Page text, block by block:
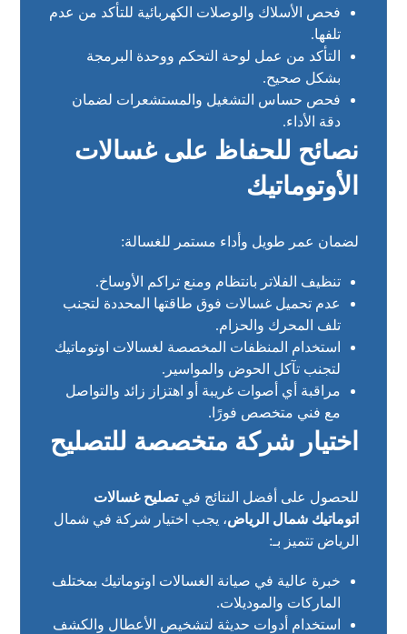
فحص الأسلاك والوصلات الكهربائية للتأكد من عدم
تلفها.
التأكد من عمل لوحة التحكم ووحدة البرمجة
بشكل صحيح.
فحص حساس التشغيل والمستشعرات لضمان
دقة الأداء.
نصائح للحفاظ على غسالات
الأوتوماتيك
لضمان عمر طويل وأداء مستمر للغسالة:
تنظيف الفلاتر بانتظام ومنع تراكم الأوساخ.
عدم تحميل غسالات فوق طاقتها المحددة لتجنب
تلف المحرك والحزام.
استخدام المنظفات المخصصة لغسالات اوتوماتيك
لتجنب تآكل الحوض والمواسير.
مراقبة أي أصوات غريبة أو اهتزاز زائد والتواصل
مع فني متخصص فورًا.
اختيار شركة متخصصة للتصليح
للحصول على أفضل النتائج فيتصليح غسالات
اتوماتيك شمال الرياض، يجب اختيار شركة في شمال
الرياض تتميز بـ:
خبرة عالية في صيانة الغسالات اوتوماتيك بمختلف
الماركات والموديلات.
استخدام أدوات حديثة لتشخيص الأعطال والكشف